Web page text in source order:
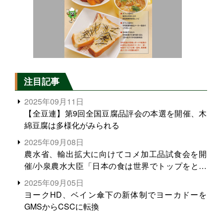
注目記事
2025年09月11日
【全豆連】第9回全国豆腐品評会の本選を開催、木
綿豆腐は多様化がみられる
2025年09月08日
農水省、輸出拡大に向けてコメ加工品試食会を開
催/小泉農水大臣「日本の食は世界でトップをとれ
る。米増産に向けて、米輸出需要の拡大を」
2025年09月05日
ヨークHD、ベイン傘下の新体制でヨーカドーを
GMSからCSCに転換